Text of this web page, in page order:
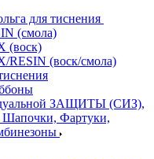
для тиснения
(смола)
(воск)
RESIN (воск/смола)
ЗАЩИТЫ (СИЗ),
Фартуки,